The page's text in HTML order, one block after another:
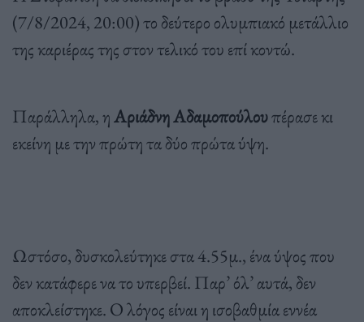
(7/8/2024, 20:00) το δεύτερο ολυμπιακό μετάλλιο
της καριέρας της στον τελικό του επί κοντώ.
Παράλληλα, ηΑριάδνη Αδαμοπούλουπέρασε κι
εκείνη με την πρώτη τα δύο πρώτα ύψη.
Ωστόσο, δυσκολεύτηκε στα 4.55μ., ένα ύψος που
δεν κατάφερε να το υπερβεί. Παρ’ όλ’ αυτά, δεν
αποκλείστηκε. Ο λόγος είναι η ισοβαθμία εννέα